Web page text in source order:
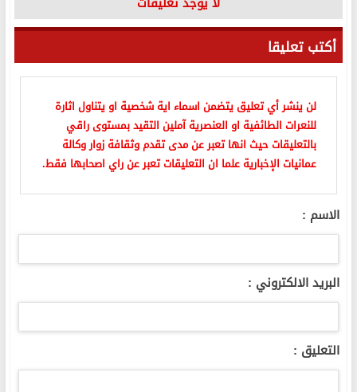
أكتب تعليقا
لن ينشر أي تعليق يتضمن اسماء اية شخصية او يتناول اثارة
للنعرات الطائفية او العنصرية آملين التقيد بمستوى راقي
بالتعليقات حيث انها تعبر عن مدى تقدم وثقافة زوار وكالة
عمانيات الإخبارية علما ان التعليقات تعبر عن راي اصحابها فقط.
الاسم :
البريد الالكتروني :
التعليق :